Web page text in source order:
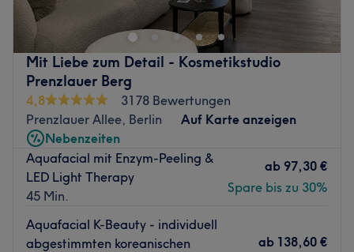
• Modern, trendbewusst – und trotzdem ganz persönlich
📅 Vereinbare jetzt deinen Termin –
bei Katharina Skin Care Berlin, wo Fachwissen, Vertrauen
und Schönheit zusammenkommen.
Zurück zur Salonansicht
dauerhafte Haarentfernung.
Bellafrieda Beauty kombiniert moderne
Hautbehandlungen mit einem hochwertigen
Studioerlebnis.
Im Fokus stehen hier die Beratung, Hautanalyse und ein
individuelles Behandlungsergebnis, ganz auf den Kunden
zugeschnitten.
Zurück zur Salonansicht
Mit Liebe zum Detail - Kosmetikstudio
Prenzlauer Berg
4,8
3178 Bewertungen
Prenzlauer Allee, Berlin
Auf Karte anzeigen
Nebenzeiten
Aquafacial mit Enzym-Peeling &
LED Light Therapy
45 Min.
ab 97,30 €
Spare bis zu 30%
Aquafacial K-Beauty - individuell
abgestimmten koreanischen
ab 138,60 €